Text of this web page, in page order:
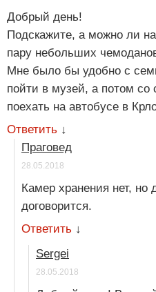
Добрый день!
Подскажите, а можно ли
пару небольших
Мне было бы удобно с
пойти в музей, а потом со
поехать на автобусе в
Ответить ↓
Праговед
28.05.2018
Камер хранения нет,
договорится.
Ответить ↓
Sergei
28.05.2018